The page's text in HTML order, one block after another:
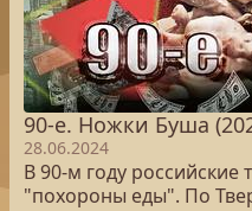
90-е. Ножки Буша
28.06.2024
В 90-м году российские
"похороны еды". По